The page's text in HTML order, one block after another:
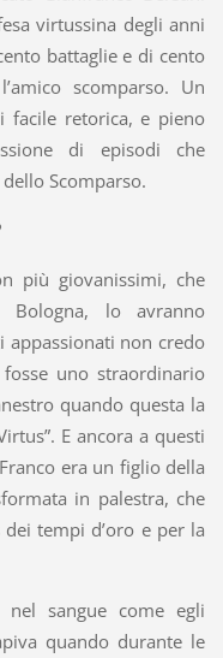
virtussina degli anni
battaglie e di cento
scomparso. Un
facile retorica, e pieno
di episodi che
Scomparso.
più giovanissimi, che
lo avranno
appassionati non credo
uno straordinario
quando questa la
E ancora a questi
era un figlio della
in palestra, che
tempi d’oro e per la
nel sangue come egli
quando durante le